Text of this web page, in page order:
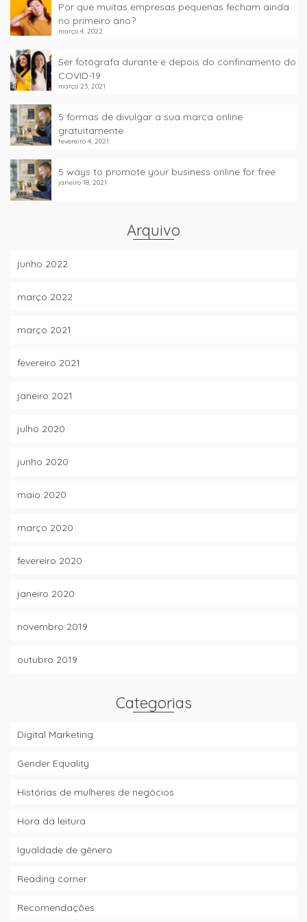
Por que muitas empresas pequenas fecham ainda
no primeiro ano?
março 4, 2022
Ser fotógrafa durante e depois do confinamento do
COVID-19
março 23, 2021
5 formas de divulgar a sua marca online
gratuitamente
fevereiro 4, 2021
5 ways to promote your business online for free
janeiro 18, 2021
Arquivo
junho 2022
março 2022
março 2021
fevereiro 2021
janeiro 2021
julho 2020
junho 2020
maio 2020
março 2020
fevereiro 2020
janeiro 2020
novembro 2019
outubro 2019
Categorias
Digital Marketing
Gender Equality
Histórias de mulheres de negócios
Hora da leitura
Igualdade de gênero
Reading corner
Recomendações